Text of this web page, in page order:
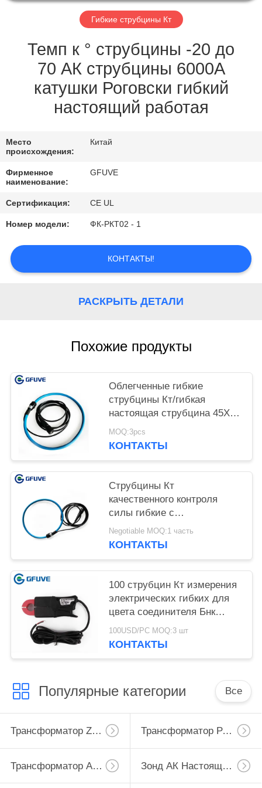
КАЧЕСТВА
СВЯЖИТЕСЬ
СПРОСИТЕ
ЦИТАТУ
НОВОСТИ
Гибкие струбцины Кт
Темп к ° струбцины -20 до
70 АК струбцины 6000А
катушки Роговски гибкий
настоящий работая
Место
происхождения:
Китай
Фирменное
наименование:
GFUVE
Сертификация: CE UL
Номер модели: ФК-РКТ02 - 1
КОНТАКТЫ!
РАСКРЫТЬ ДЕТАЛИ
Похожие продукты
Облегченные гибкие
струбцины Кт/гибкая
настоящая струбцина 45Хз -
частота 600Хз
MOQ:3pcs
КОНТАКТЫ
Струбцины Кт
качественного контроля
силы гибкие с
соединителем Бнк & 0,2%
точностями
Negotiable MOQ:1 часть
КОНТАКТЫ
100 струбцин Кт измерения
электрических гибких для
цвета соединителя Бнк
красного
100USD/PC MOQ:3 шт
КОНТАКТЫ
Популярные категории Все
Трансформатор Zero Последовательности Настоящий Трансформатор Разделенного Сердечника Настоящий
Трансформатор Аппаратуры Настоящий Зонд АК Настоящий